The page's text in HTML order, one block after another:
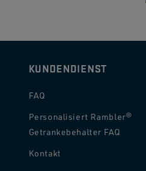
KUNDENDIENST
FAQ
Personalisiert Rambler®
Getrankebehalter FAQ
Kontakt